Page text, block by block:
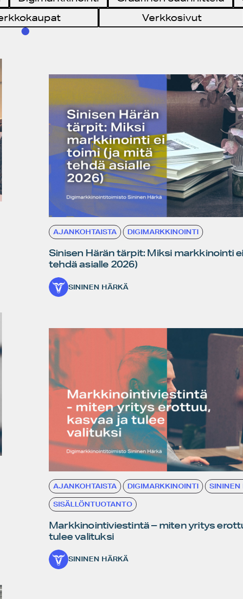
Verkkosivut
AJANKOHTAISTA DIGIMARKKINOINTI
Sinisen Härän tärpit: Miksi markkinointi
tehdä asialle 2026)
SININEN HÄRKÄ
AJANKOHTAISTA DIGIMARKKINOINTI SININEN
SISÄLLÖNTUOTANTO
Markkinointiviestintä – miten yritys
tulee valituksi
SININEN HÄRKÄ